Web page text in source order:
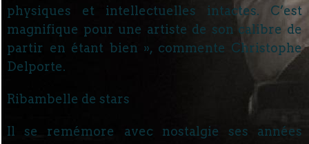
physiques et intellectuelles intactes. C’est
magnifique pour une artiste de son calibre de
partir en étant bien », commente Christophe
Delporte.
Ribambelle de stars
Il se remémore avec nostalgie ses années